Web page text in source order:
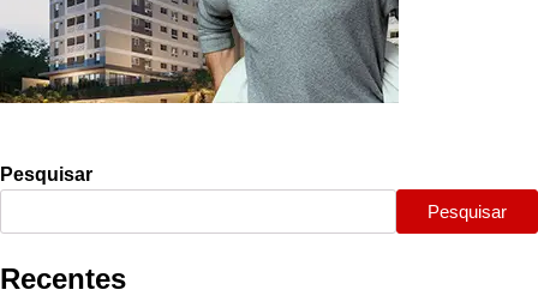
Pesquisar
Pesquisar
Recentes